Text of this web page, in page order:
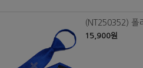
(NT250352) 폴
15,900원